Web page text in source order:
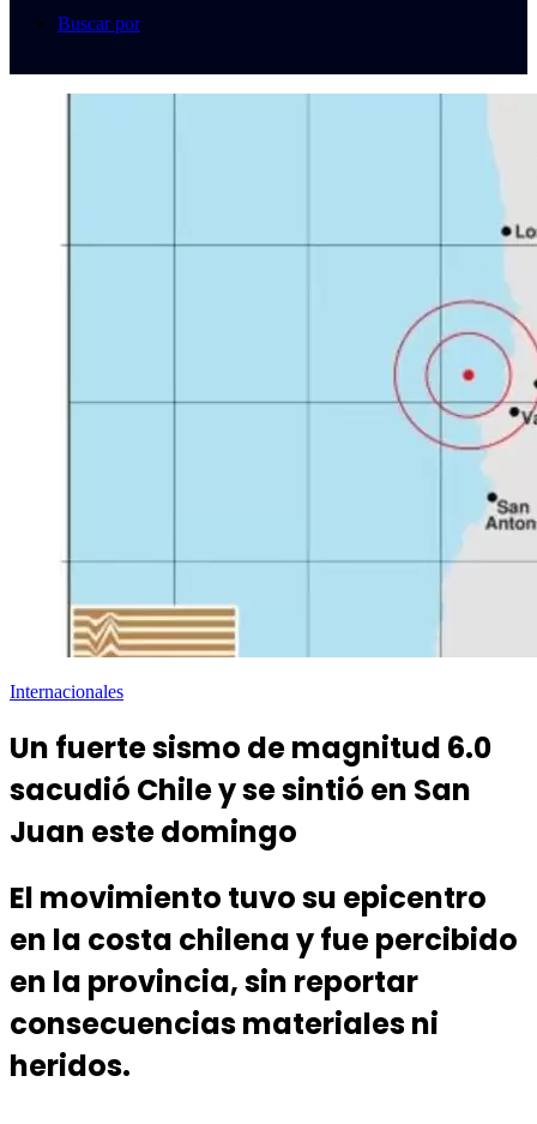
Buscar por
Internacionales
Un fuerte sismo de magnitud 6.0
sacudió Chile y se sintió en San
Juan este domingo
El movimiento tuvo su epicentro
en la costa chilena y fue percibido
en la provincia, sin reportar
consecuencias materiales ni
heridos.